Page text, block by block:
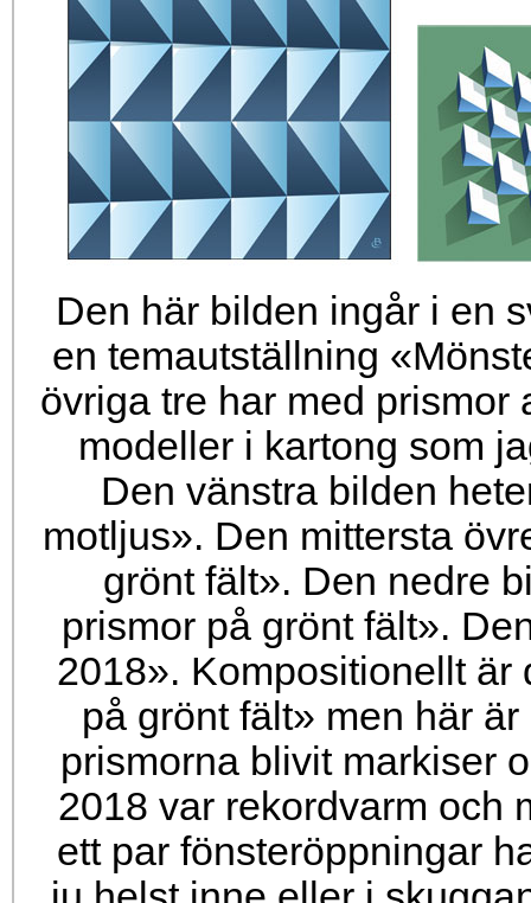
Den här bilden ingår i en
en temautställning
övriga tre har med prismor
modeller i kartong som
Den vänstra bilden
motljus». Den mittersta
grönt fält». Den nedre
prismor på grönt fält».
2018». Kompositionellt är
på grönt fält» men här
prismorna blivit markiser
2018 var rekordvarm och
ett par fönsteröppningar